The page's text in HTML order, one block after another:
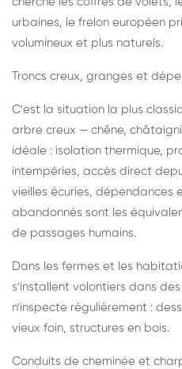
urbaines, le frelon européen
volumineux et plus naturels.
Troncs creux, granges et
C'est la situation la plus
arbre creux — chêne,
idéale : isolation thermique,
intempéries, accès direct
vieilles écuries, dépendances
abandonnés sont les
de passages humains.
Dans les fermes et les
s'installent volontiers dans
n'inspecte régulièrement :
vieux foin, structures en bois.
Conduits de cheminée et